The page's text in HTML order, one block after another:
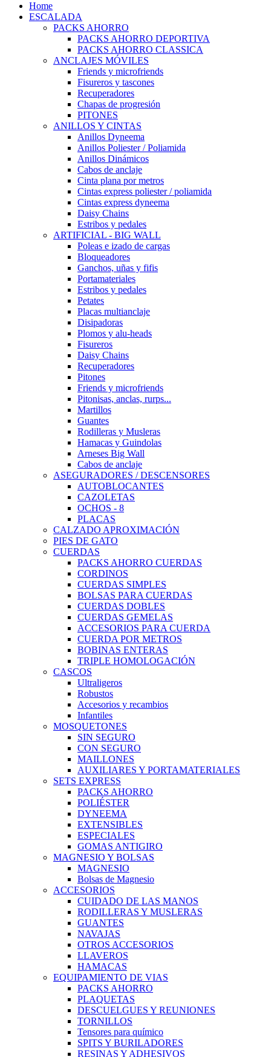
Home
ESCALADA
PACKS AHORRO
PACKS AHORRO DEPORTIVA
PACKS AHORRO CLASSICA
ANCLAJES MÓVILES
Friends y microfriends
Fisureros y tascones
Recuperadores
Chapas de progresión
PITONES
ANILLOS Y CINTAS
Anillos Dyneema
Anillos Poliester / Poliamida
Anillos Dinámicos
Cabos de anclaje
Cinta plana por metros
Cintas express poliester / poliamida
Cintas express dyneema
Daisy Chains
Estribos y pedales
ARTIFICIAL - BIG WALL
Poleas e izado de cargas
Bloqueadores
Ganchos, uñas y fifis
Portamateriales
Estribos y pedales
Petates
Placas multianclaje
Disipadoras
Plomos y alu-heads
Fisureros
Daisy Chains
Recuperadores
Pitones
Friends y microfriends
Pitonisas, anclas, rurps...
Martillos
Guantes
Rodilleras y Musleras
Hamacas y Guindolas
Arneses Big Wall
Cabos de anclaje
ASEGURADORES / DESCENSORES
AUTOBLOCANTES
CAZOLETAS
OCHOS - 8
PLACAS
CALZADO APROXIMACIÓN
PIES DE GATO
CUERDAS
PACKS AHORRO CUERDAS
CORDINOS
CUERDAS SIMPLES
BOLSAS PARA CUERDAS
CUERDAS DOBLES
CUERDAS GEMELAS
ACCESORIOS PARA CUERDA
CUERDA POR METROS
BOBINAS ENTERAS
TRIPLE HOMOLOGACIÓN
CASCOS
Ultraligeros
Robustos
Accesorios y recambios
Infantiles
MOSQUETONES
SIN SEGURO
CON SEGURO
MAILLONES
AUXILIARES Y PORTAMATERIALES
SETS EXPRESS
PACKS AHORRO
POLIÉSTER
DYNEEMA
EXTENSIBLES
ESPECIALES
GOMAS ANTIGIRO
MAGNESIO Y BOLSAS
MAGNESIO
Bolsas de Magnesio
ACCESORIOS
CUIDADO DE LAS MANOS
RODILLERAS Y MUSLERAS
GUANTES
NAVAJAS
OTROS ACCESORIOS
LLAVEROS
HAMACAS
EQUIPAMIENTO DE VIAS
PACKS AHORRO
PLAQUETAS
DESCUELGUES Y REUNIONES
TORNILLOS
Tensores para químico
SPITS Y BURILADORES
RESINAS Y ADHESIVOS